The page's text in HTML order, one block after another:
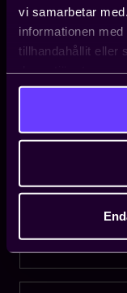
vi samarbetar
informationen
tillhandahållit eller
När du behöver
När du har